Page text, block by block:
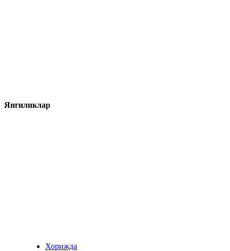
Янгиликлар
Хорижда